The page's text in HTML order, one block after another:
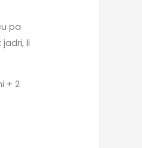
pa
li
+ 2